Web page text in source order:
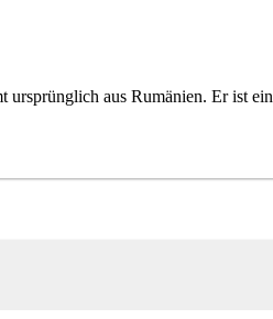
aus Rumänien. Er ist ein